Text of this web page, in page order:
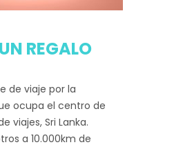
REGALO
de viaje por la
ocupa el centro de
viajes, Sri Lanka.
a 10.000km de